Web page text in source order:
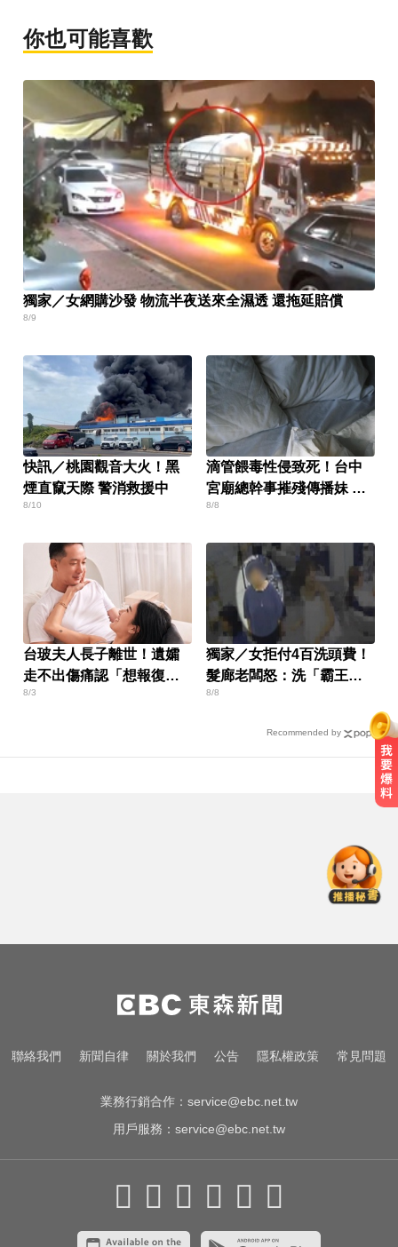
你也可能喜歡
獨家／女網購沙發 物流半夜送來全濕透 還拖延賠償
8/9
快訊／桃園觀音大火！黑
煙直竄天際 警消救援中
8/10
滴管餵毒性侵致死！台中
宮廟總幹事摧殘傳播妹 下
場出爐
8/8
台玻夫人長子離世！遺孀
走不出傷痛認「想報復」
心聲曝
8/3
獨家／女拒付4百洗頭費！
髮廊老闆怒：洗「霸王
頭」
8/8
Recommended by
透明、標準一致
白家綺分享！對抗烈日與熬夜的鏡
頭濾鏡靠親研「超美飲」
女兵遭集體性侵數小時！英國軍事
聯絡我們 新聞自律 關於我們 公告 隱私權政策 常見問題
業務行銷合作： service@ebc.net.tw
用戶服務： service@ebc.net.tw